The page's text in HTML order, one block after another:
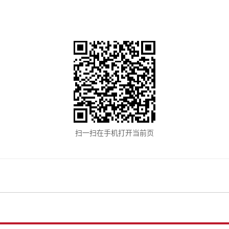
扫一扫在手机打开当前页